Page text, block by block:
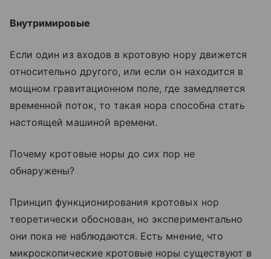
Внутримировые
Если один из входов в кротовую нору движется
относительно другого, или если он находится в
мощном гравитационном поле, где замедляется
временной поток, то такая нора способна стать
настоящей машиной времени.
Почему кротовые норы до сих пор не
обнаружены?
Принцип функционирования кротовых нор
теоретически обоснован, но экспериментально
они пока не наблюдаются. Есть мнение, что
микроскопические кротовые норы существуют в